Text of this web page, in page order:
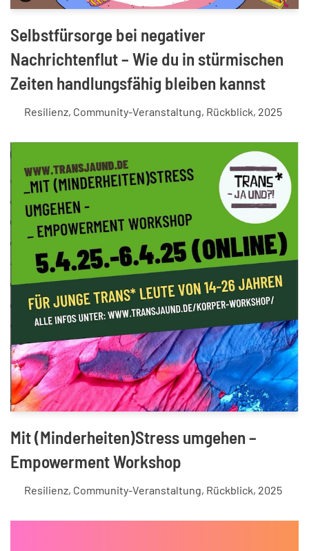
Selbstfürsorge bei negativer
Nachrichtenflut – Wie du in stürmischen
Zeiten handlungsfähig bleiben kannst
Resilienz, Community-Veranstaltung, Rückblick, 2025
Mit (Minderheiten)Stress umgehen –
Empowerment Workshop
Resilienz, Community-Veranstaltung, Rückblick, 2025